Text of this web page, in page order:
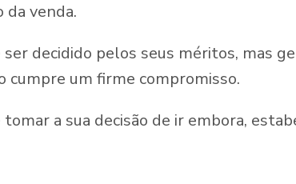
da venda.
ser decidido pelos seus méritos, mas
cumpre um firme compromisso.
a sua decisão de ir embora,